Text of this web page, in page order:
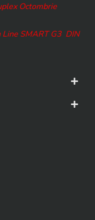
Octombrie
SMART G3DIN